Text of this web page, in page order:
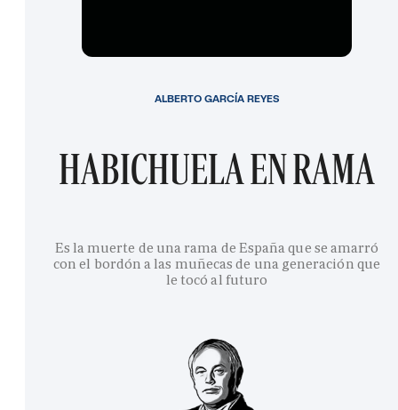
HABICHUELA EN RAMA
Es la muerte de una rama de España que se amarró
con el bordón a las muñecas de una generación que
le tocó al futuro
ALBERTO GARCÍA REYES